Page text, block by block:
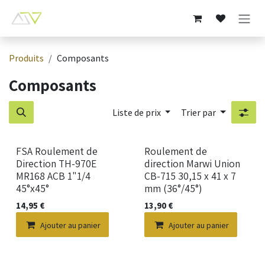
Produits Composants
Composants
Liste de prix Trier par
FSA Roulement de
Direction TH-970E
MR168 ACB 1"1/4
45°x45°
14,95 €
Ajouter au panier
Roulement de
direction Marwi Union
CB-715 30,15 x 41 x 7
mm (36°/45°)
13,90€
Ajouter au panier